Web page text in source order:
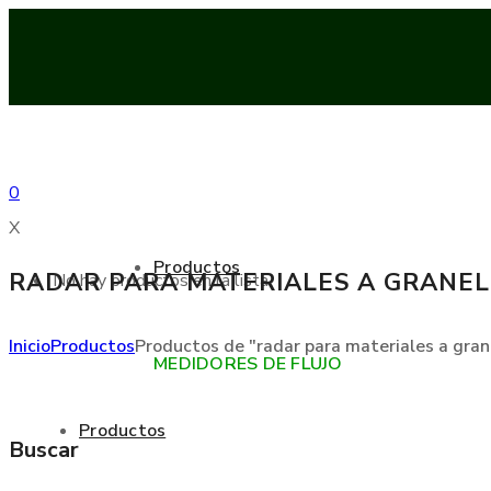
0
X
No hay productos en la lista
Productos
Productos
MEDIDORES DE FLUJO
RADAR PARA MATERIALES A GRANEL
InicioProductosProductos de "radar para materiales a
Buscar